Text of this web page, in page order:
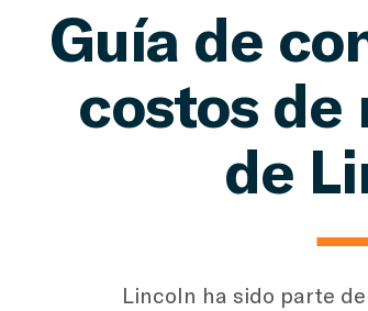
Guía de
costos de
de
Lincoln ha sido parte